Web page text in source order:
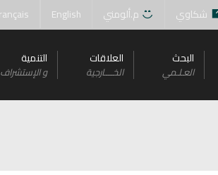
شكاوي م.ألومني English
البحث
العـلـمي
العلاقات
الخــــارجية
التنمية
و اﻹستشراف